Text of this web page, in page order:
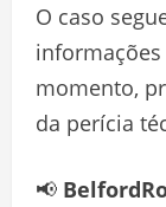
O caso
momento,
da perícia
📢